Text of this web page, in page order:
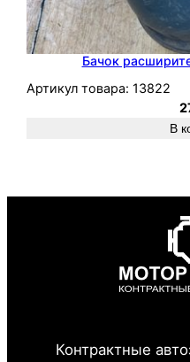
Бачок
Артикул товара: 13822
В
Контрактные